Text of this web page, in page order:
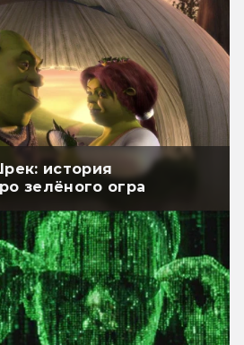
история
зелёного огра